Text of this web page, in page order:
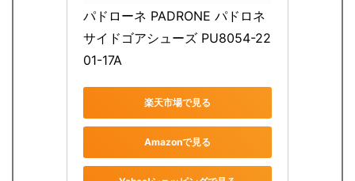
パドローネ PADRONE パドロネ
サイドゴアシューズ PU8054-22
01-17A
楽天市場で見る
Amazonで見る